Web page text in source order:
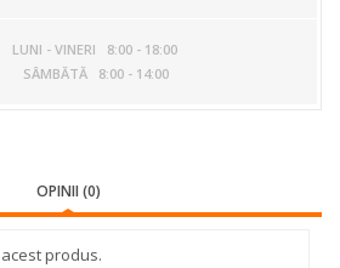
LUNI - VINERI 8:00 - 18:00
SÂMBĂTĂ 8:00 - 14:00
OPINII (0)
produs.